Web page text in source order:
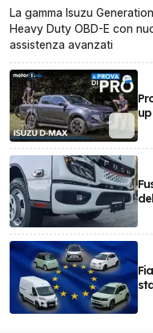
La gamma Isuzu
Heavy Duty OBD-E con
assistenza avanzati